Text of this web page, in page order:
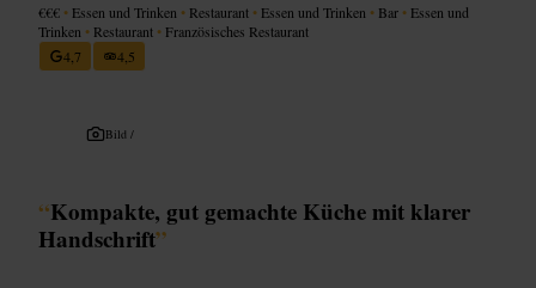
€€€ • Essen und Trinken • Restaurant • Essen und Trinken • Bar • Essen und
Trinken • Restaurant • Französisches Restaurant
4,7
4,5
Bild /
“Kompakte, gut gemachte Küche mit klarer
Handschrift”